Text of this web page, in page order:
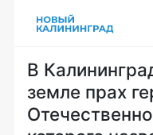
В
земле прах